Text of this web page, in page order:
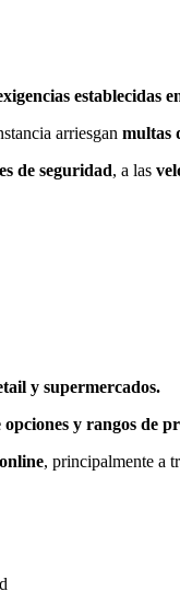
establecidas
arriesgan multas
de seguridad, a las
y supermercados.
y rangos de
, principalmente a